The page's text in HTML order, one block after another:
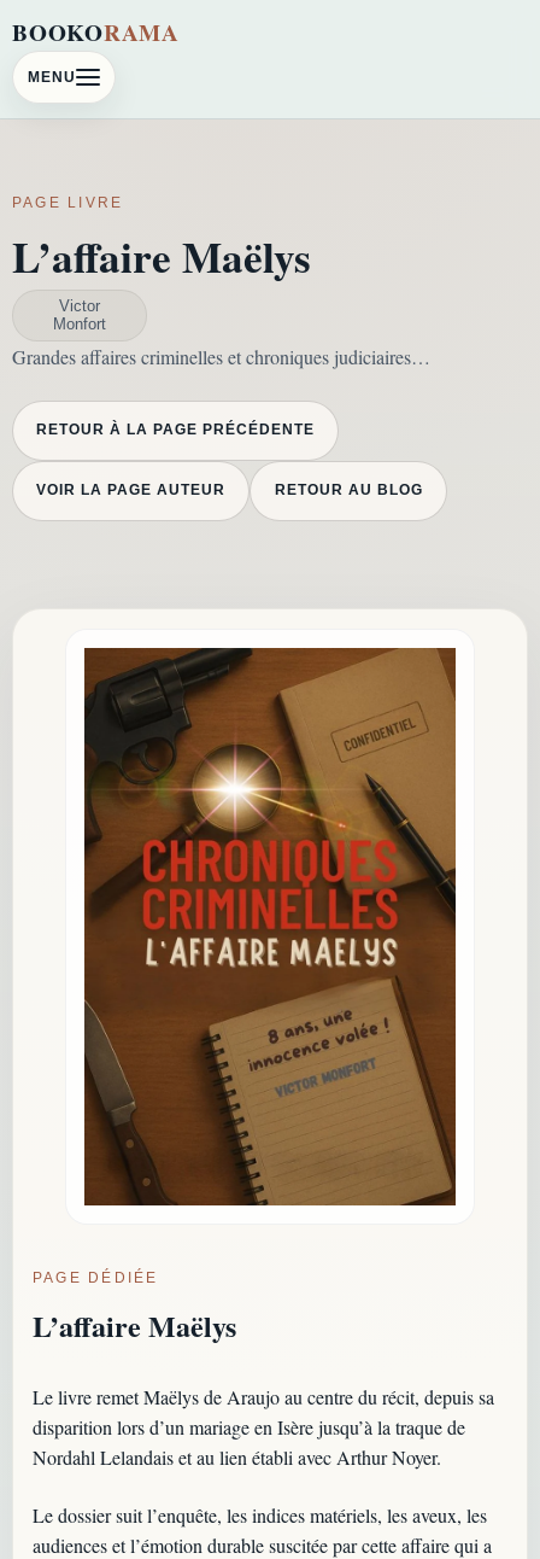
BOOKORAMA
MENU
PAGE LIVRE
L’affaire Maëlys
Victor
Monfort
Grandes affaires criminelles et chroniques judiciaires…
RETOUR À LA PAGE PRÉCÉDENTE
VOIR LA PAGE AUTEUR RETOUR AU BLOG
PAGE DÉDIÉE
L’affaire Maëlys
Le livre remet Maëlys de Araujo au centre du récit, depuis sa
disparition lors d’un mariage en Isère jusqu’à la traque de
Nordahl Lelandais et au lien établi avec Arthur Noyer.
Le dossier suit l’enquête, les indices matériels, les aveux, les
audiences et l’émotion durable suscitée par cette affaire qui a